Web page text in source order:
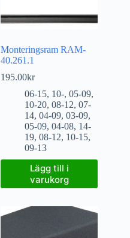
Monteringsram RAM-
40.261.1
195.00kr
06-15, 10-,05-09,
10-20,08-12,07-
14,04-09,03-09,
05-09,04-08, 14-
19,08-12, 10-15,
09-13
Lägg till i
varukorg